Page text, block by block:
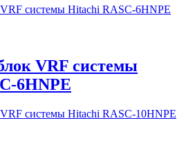
VRF системы
6HNPE